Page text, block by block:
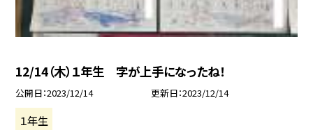
12/14（木）１年生 字が上手になったね！
公開日 2023/12/14 更新日 2023/12/14
１年生